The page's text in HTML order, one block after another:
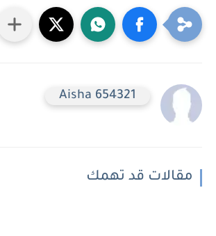
Aisha 654321
مقالات قد تهمك